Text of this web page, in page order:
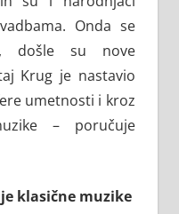
Onda se
došle su nove
Krug je nastavio
umetnosti i kroz
– poručuje
klasične muzike